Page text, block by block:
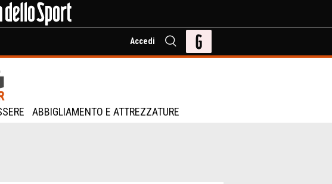
Accedi
ABBIGLIAMENTO E ATTREZZATURE